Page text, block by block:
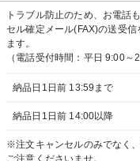
トラブル防止のため、お電話
セル確定メール(FAX)の送受
ます。
（電話受付時間：平日 9:00～
納品日1日前 13:59まで
納品日1日前 14:00以降
※注文キャンセルのみでなく
ご注意くださいませ。